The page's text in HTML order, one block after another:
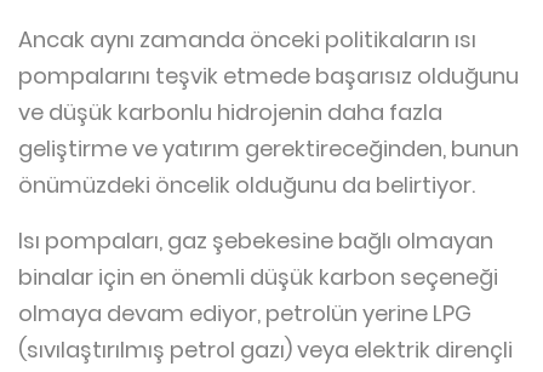
Ancak aynı zamanda önceki politikaların ısı
pompalarını teşvik etmede başarısız olduğunu
ve düşük karbonlu hidrojenin daha fazla
geliştirme ve yatırım gerektireceğinden, bunun
önümüzdeki öncelik olduğunu da belirtiyor.
Isı pompaları, gaz şebekesine bağlı olmayan
binalar için en önemli düşük karbon seçeneği
olmaya devam ediyor, petrolün yerine LPG
(sıvılaştırılmış petrol gazı) veya elektrik dirençli